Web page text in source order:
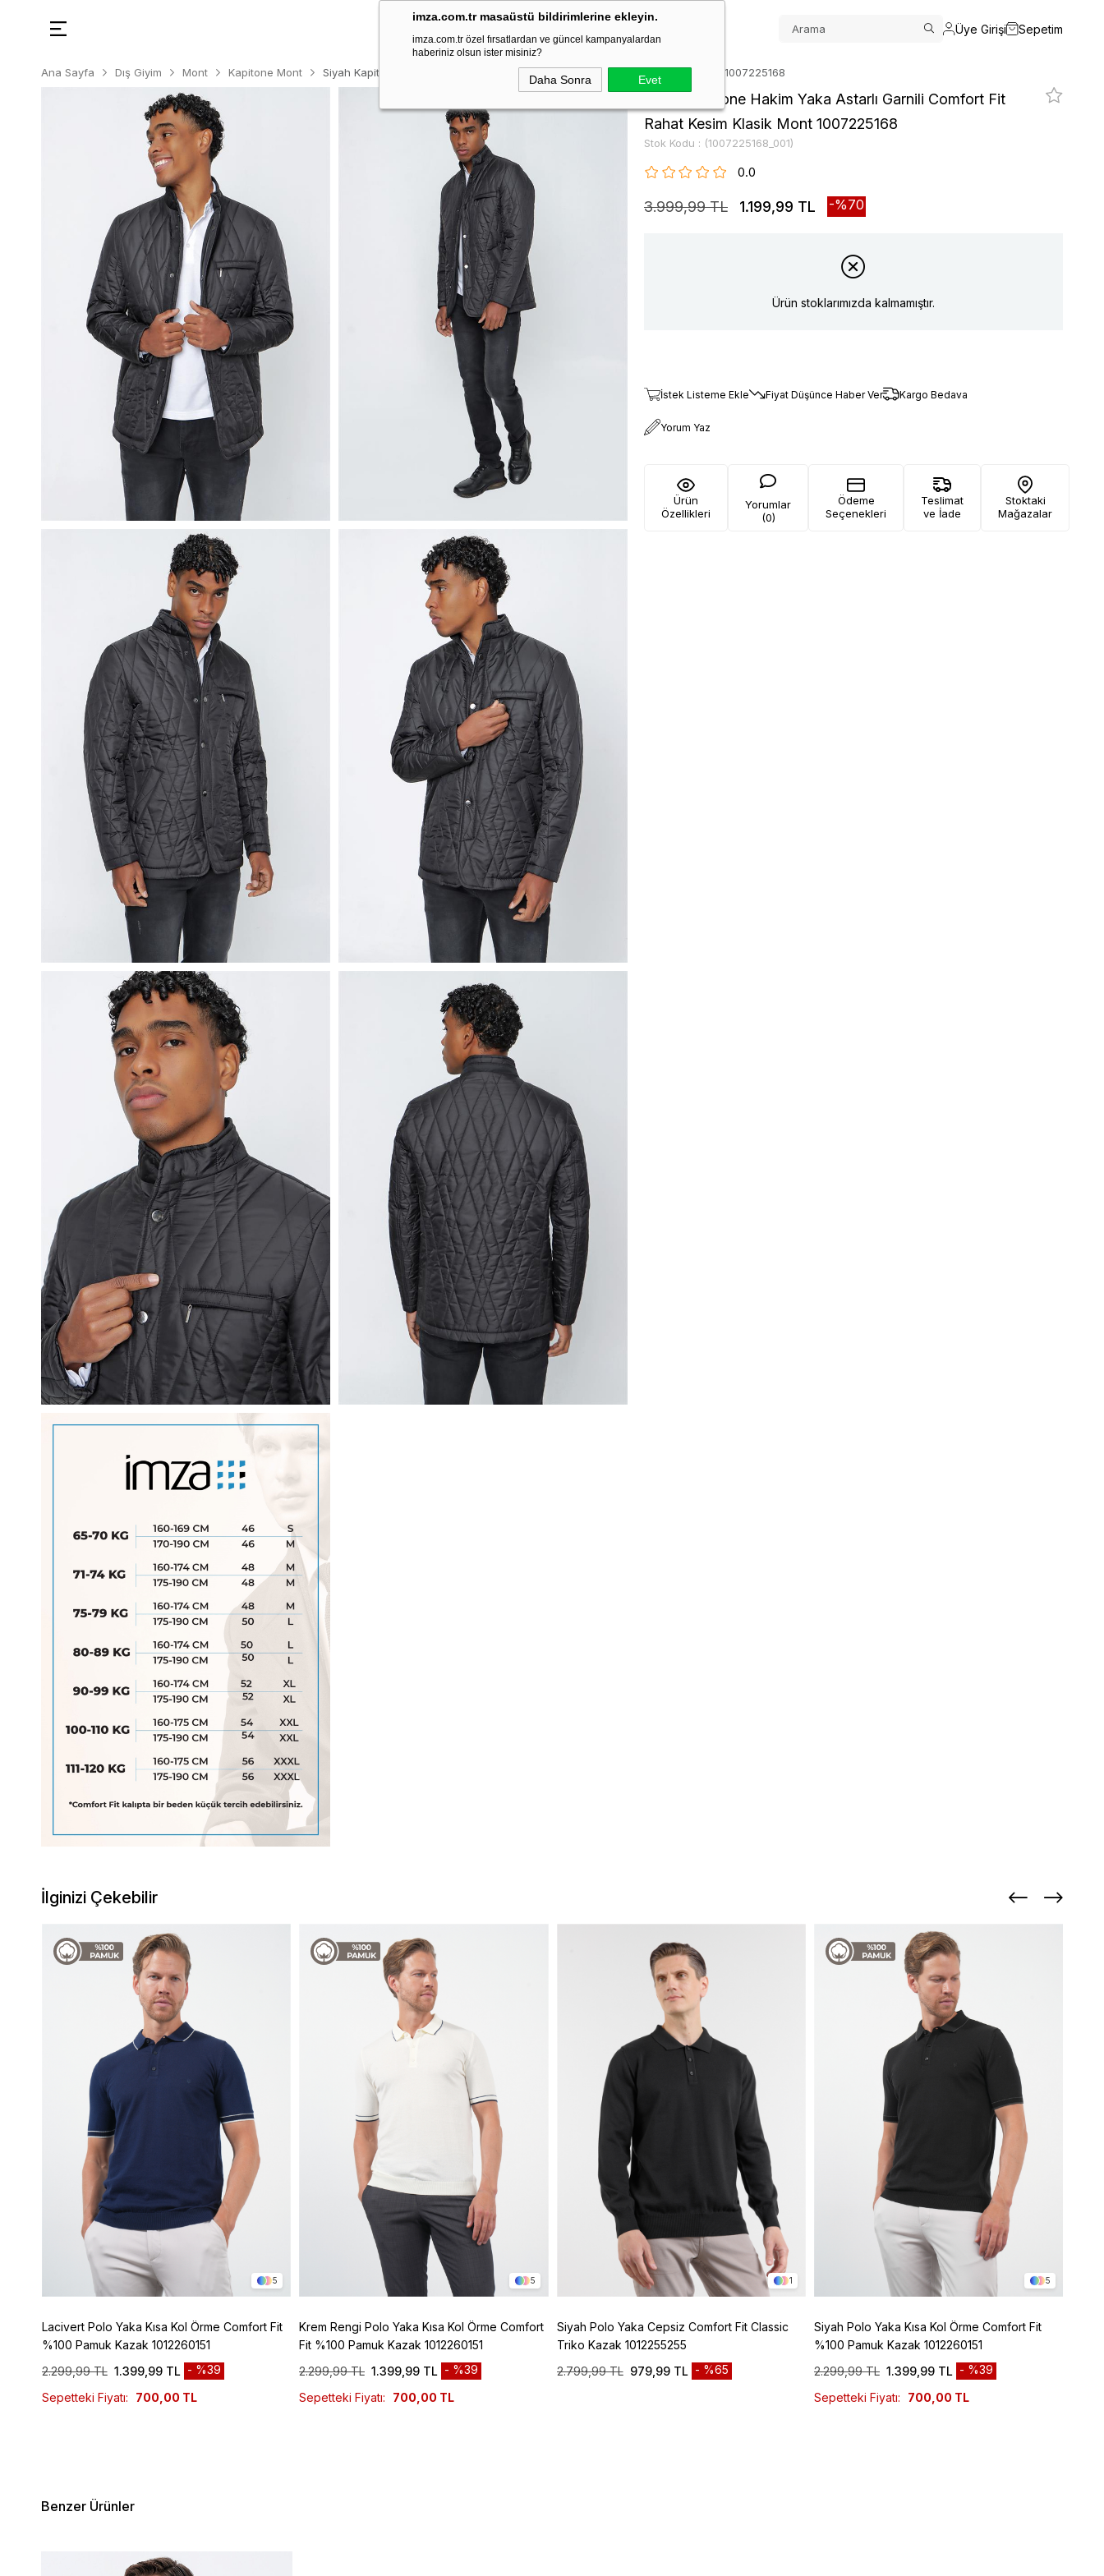
imza.com.tr masaüstü bildirimlerine ekleyin.
imza.com.tr özel fırsatlardan ve güncel kampanyalardan
haberiniz olsun ister misiniz?
Daha Sonra Evet
Üye Girişi Sepetim
Ana Sayfa Dış Giyim Mont Kapitone Mont Siyah Kapitone Hakim Yaka Astarlı Garnili Comfort Fit Rahat Kesim Klasik Mont 1007225168
Siyah Kapitone Hakim Yaka Astarlı Garnili Comfort Fit
Rahat Kesim Klasik Mont 1007225168
Stok Kodu (1007225168_001)
0.0
3.999,99 TL 1.199,99 TL 70
Ürün stoklarımızda kalmamıştır.
İstek Listeme Ekle Fiyat Düşünce Haber Ver Kargo Bedava
Yorum Yaz
Ürün
Özellikleri
Yorumlar
(0)
Ödeme
Seçenekleri
Teslimat
ve İade
Stoktaki
Mağazalar
İlginizi Çekebilir
5
Lacivert Polo Yaka Kısa Kol Örme Comfort Fit
%100 Pamuk Kazak 1012260151
2.299,99 TL 1.399,99 TL
%39
Sepetteki Fiyatı:
700,00 TL
5
Krem Rengi Polo Yaka Kısa Kol Örme Comfort
Fit %100 Pamuk Kazak 1012260151
2.299,99 TL 1.399,99 TL
%39
Sepetteki Fiyatı:
700,00 TL
1
Siyah Polo Yaka Cepsiz Comfort Fit Classic
Triko Kazak 1012255255
2.799,99 TL 979,99 TL %65
5
Siyah Polo Yaka Kısa Kol Örme Comfort Fit
%100 Pamuk Kazak 1012260151
2.299,99 TL 1.399,99 TL
%39
Sepetteki Fiyatı:
700,00 TL
Benzer Ürünler